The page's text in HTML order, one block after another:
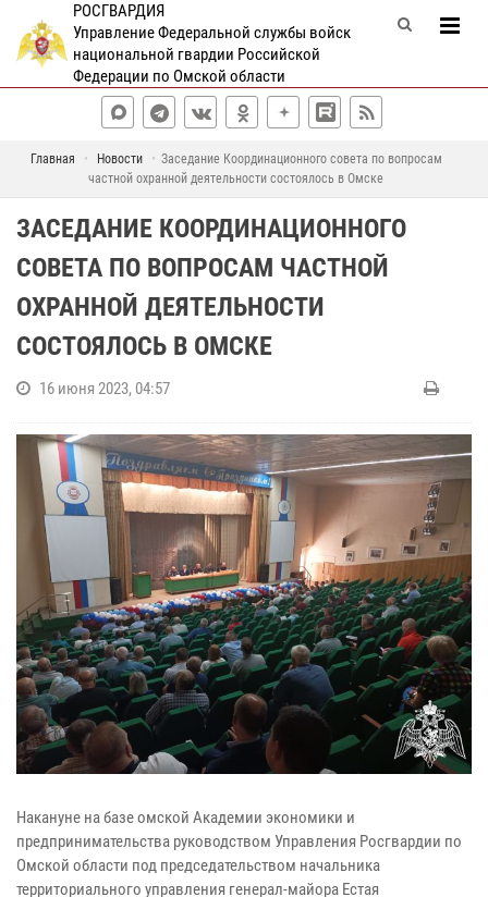
РОСГВАРДИЯ
Управление Федеральной службы войск
национальной гвардии Российской
Федерации по Омской области
Главная Новости
Заседание Координационного совета по вопросам
частной охранной деятельности состоялось в Омске
ЗАСЕДАНИЕ КООРДИНАЦИОННОГО
СОВЕТА ПО ВОПРОСАМ ЧАСТНОЙ
ОХРАННОЙ ДЕЯТЕЛЬНОСТИ
СОСТОЯЛОСЬ В ОМСКЕ
16 июня 2023, 04:57
Накануне на базе омской Академии экономики и
предпринимательства руководством Управления Росгвардии по
Омской области под председательством начальника
территориального управления генерал-майора Естая